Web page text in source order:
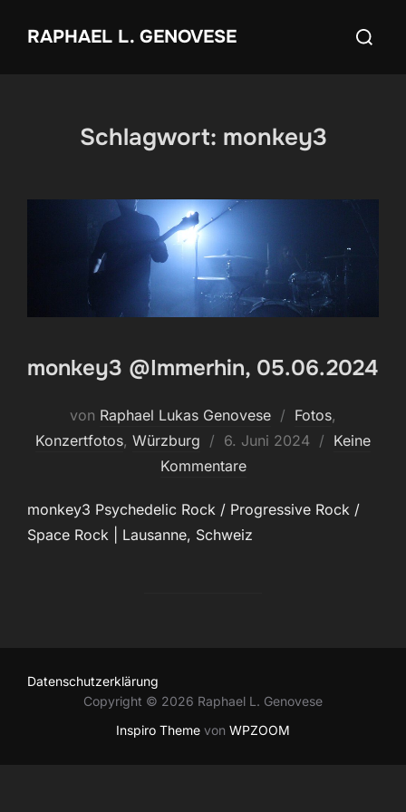
InhaltRAPHAEL L. GENOVESE
Suchen
Schlagwort: monkey3
monkey3 @Immerhin, 05.06.2024
von Raphael Lukas Genovese Fotos,
Konzertfotos, Würzburg
Veröffentlicht
am
6. Juni 2024
Keine
Kommentare
monkey3 Psychedelic Rock / Progressive Rock /
Space Rock | Lausanne, Schweiz
Datenschutzerklärung
Copyright © 2026 Raphael L. Genovese
Inspiro Theme von WPZOOM